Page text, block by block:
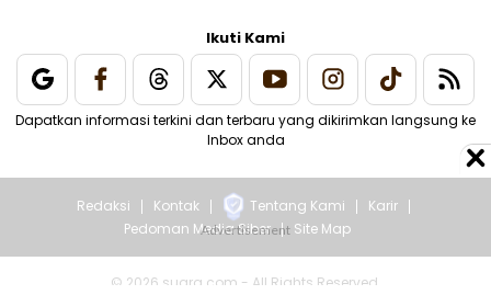
Ikuti Kami
Dapatkan informasi terkini dan terbaru yang dikirimkan langsung ke
Inbox anda
Redaksi Kontak Tentang Kami
Karir
Pedoman Media Siber
Site Map
© 2026 suara.com - All Rights Reserved.